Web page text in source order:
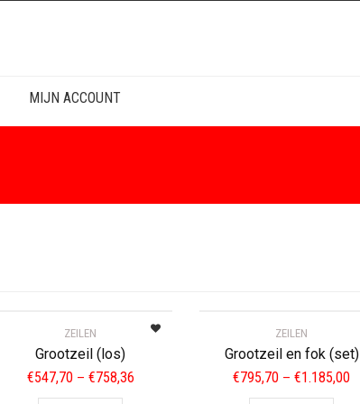
MIJN ACCOUNT
ZEILEN
Grootzeil (los)
€547,70 – €758,36Price
This
ZEILEN
Grootzeil en fok (set)
€795,70 – €1.185,00
This